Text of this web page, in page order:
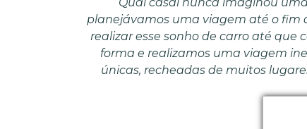
planejávamos uma viagem até o fim
realizar esse sonho de carro até que
forma e realizamos uma viagem
únicas, recheadas de muitos